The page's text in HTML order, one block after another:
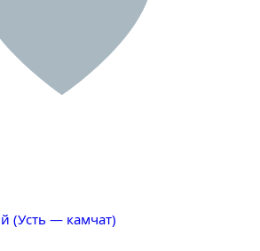
(Усть — камчат)